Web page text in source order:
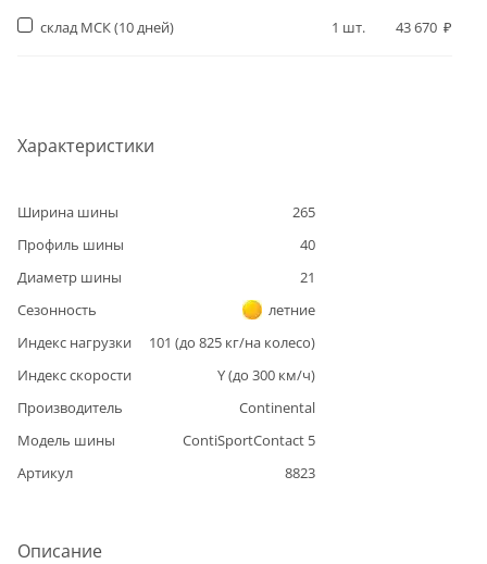
Характеристики
Ширина шины
265
Профиль шины
40
Диаметр шины
21
Сезонность
летние
Индекс нагрузки
101 (до 825 кг/на колесо)
Индекс скорости
Y(до 300 км/ч)
Производитель
Continental
Модель шины
ContiSportContact 5
Артикул
8823
склад МСК(10 дней) 1 шт. 43 670
Описание